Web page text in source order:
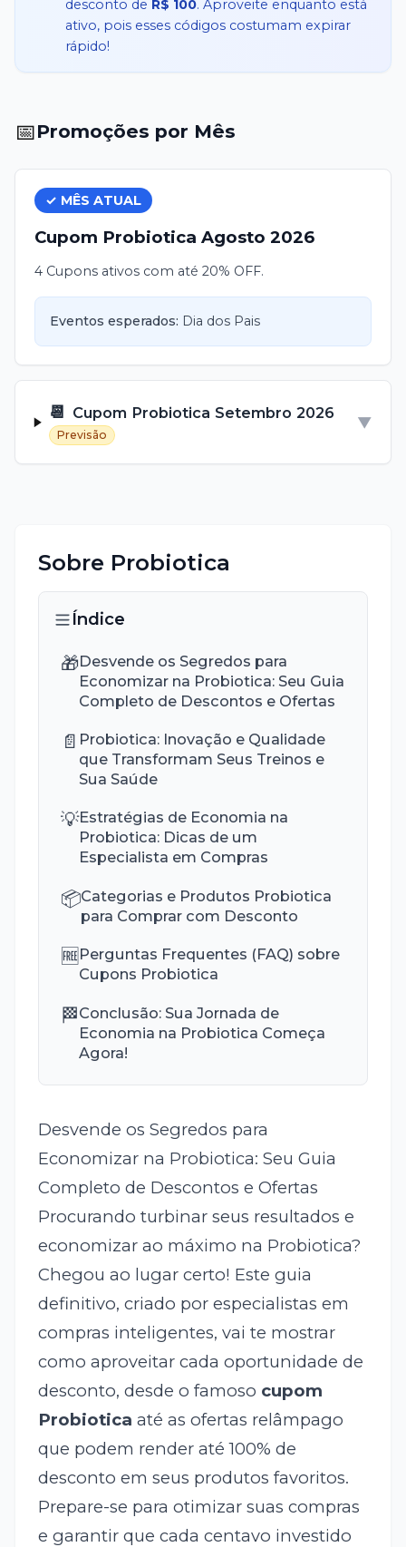
desconto de R$ 100. Aproveite enquanto está
ativo, pois esses códigos costumam expirar
rápido!
📅Promoções por Mês
✓ MÊS ATUAL
Cupom Probiotica Agosto 2026
4 Cupons ativos com até 20% OFF.
Eventos esperados: Dia dos Pais
📆 Cupom Probiotica Setembro 2026
Previsão
▼
Sobre Probiotica
Índice
🎁Desvende os Segredos para
Economizar na Probiotica: Seu Guia
Completo de Descontos e Ofertas
📄 Probiotica: Inovação e Qualidade
que Transformam Seus Treinos e
Sua Saúde
💡Estratégias de Economia na
Probiotica: Dicas de um
Especialista em Compras
📦Categorias e Produtos Probiotica
para Comprar com Desconto
🆓 Perguntas Frequentes (FAQ) sobre
Cupons Probiotica
🏁Conclusão: Sua Jornada de
Economia na Probiotica Começa
Agora!
Desvende os Segredos para
Economizar na Probiotica: Seu Guia
Completo de Descontos e Ofertas
Procurando turbinar seus resultados e
economizar ao máximo na Probiotica?
Chegou ao lugar certo! Este guia
definitivo, criado por especialistas em
compras inteligentes, vai te mostrar
como aproveitar cada oportunidade de
desconto, desde o famoso cupom
Probiotica até as ofertas relâmpago
que podem render até 100% de
desconto em seus produtos favoritos.
Prepare-se para otimizar suas compras
e garantir que cada centavo investido